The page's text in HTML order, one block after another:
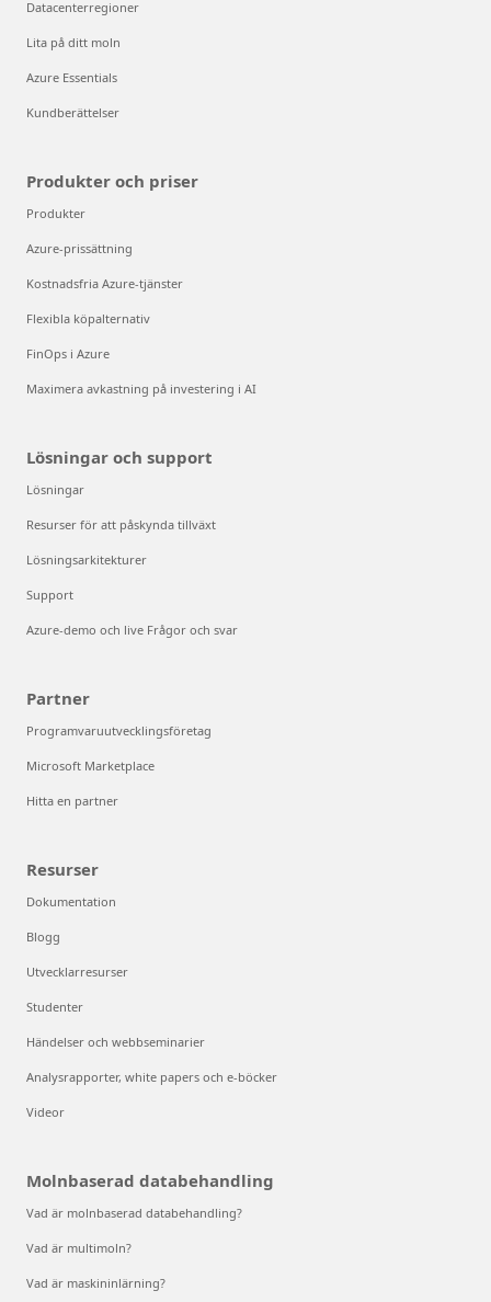
Datacenterregioner
Lita på ditt moln
Azure Essentials
Kundberättelser
Produkter och priser
Produkter
Azure-prissättning
Kostnadsfria Azure-tjänster
Flexibla köpalternativ
FinOps i Azure
Maximera avkastning på investering i AI
Lösningar och support
Lösningar
Resurser för att påskynda tillväxt
Lösningsarkitekturer
Support
Azure-demo och live Frågor och svar
Partner
Programvaruutvecklingsföretag
Microsoft Marketplace
Hitta en partner
Resurser
Dokumentation
Blogg
Utvecklarresurser
Studenter
Händelser och webbseminarier
Analysrapporter, white papers och e-böcker
Videor
Molnbaserad databehandling
Vad är molnbaserad databehandling?
Vad är multimoln?
Vad är maskininlärning?